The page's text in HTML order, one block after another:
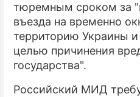
тюремным сроком за
въезда на временно
территорию Украины и
целью причинения
государства".
Российский МИД